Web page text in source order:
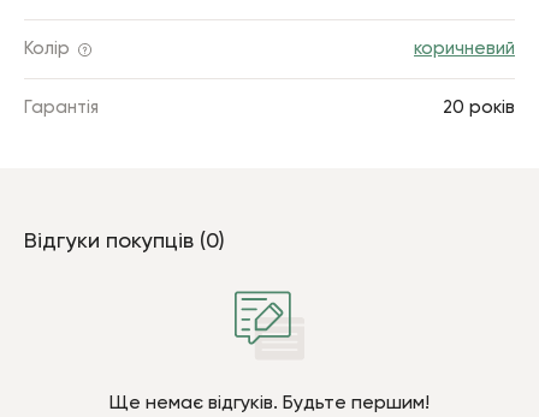
Колір коричневий
Гарантія 20 років
Відгуки покупців (0)
Ще немає відгуків. Будьте першим!